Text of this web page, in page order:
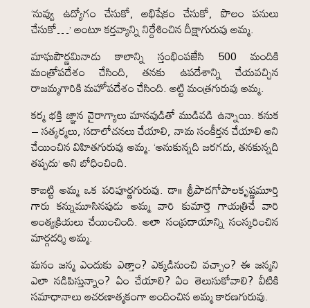
‘నువ్వు ఉద్యోగం చేసుకో, అభిషేకం చేసుకో, పొలం పనులు
చేసుకో…’ అంటూ కర్తవ్యాన్ని నిర్దేశించిన దీక్షాగురువు అమ్మ.
మాఘపౌర్ణమినాడు కాలాన్ని స్తంభింపజేసి 500 మందికి
మంత్రోపదేశం చేసింది, తనకు ఉపదేశాన్ని చేయవచ్చిన
రాజమ్మగారికి మహోపదేశం చేసింది. అట్టి మంత్రగురువు అమ్మ.
కర్మ భక్తి జ్ఞాన వైరాగ్యాలు మానవుడితో ముడివడి ఉన్నాయి. కనుక
– సత్కర్మలు, సదాలోచనలు చేయాలి, నామ సంకీర్తన చేయాలి అని
చేయించిన విహితగురువు అమ్మ. ‘అనుకున్నది జరగదు, తనకున్నది
తప్పదు’ అని బోధించింది.
కాబట్టి అమ్మ ఒక పరిపూర్ణగురువు. డా॥ శ్రీపాదగోపాలకృష్ణమూర్తి
గారు కన్నుమూసినపుడు అమ్మ వారి కుమార్తె గాయత్రిచే వారి
అంత్యక్రియలు చేయించింది. అలా సంప్రదాయాన్ని సంస్కరించిన
మార్గదర్శి అమ్మ.
మనం జన్మ ఎందుకు ఎత్తాం? ఎక్కడినుంచి వచ్చాం? ఈ జన్మని
ఎలా నడిపిస్తున్నాం? ఏం చేయాలి? ఏం తెలుసుకోవాలి? వీటికి
సమాధానాలు ఆచరణాత్మకంగా అందించిన అమ్మ కారణగురువు.